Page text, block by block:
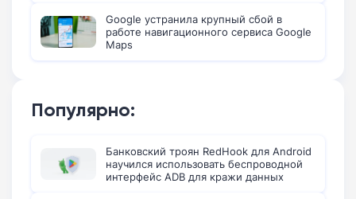
Google устранила крупный сбой в
работе навигационного сервиса Google
Maps
Популярно:
Банковский троян RedHook для Android
научился использовать беспроводной
интерфейс ADB для кражи данных